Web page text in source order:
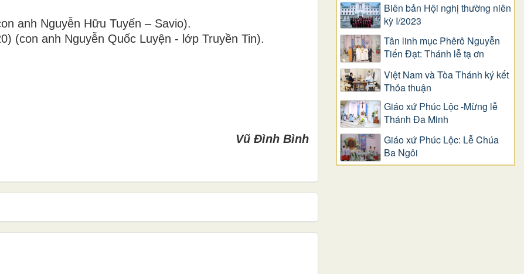
anh Nguyễn Hữu Tuyến – Savio).
(con anh Nguyễn Quốc Luyện - lớp Truyền Tin).
Vũ Đình Bình
Biên bản Hội nghị thường niên
kỳ I/2023
Tân linh mục Phêrô Nguyễn
Tiến Đạt: Thánh lễ tạ ơn
Việt Nam và Tòa Thánh ký kết
Thỏa thuận
Giáo xứ Phúc Lộc -Mừng lễ
Thánh Đa Minh
Giáo xứ Phúc Lộc: Lễ Chúa
Ba Ngôi